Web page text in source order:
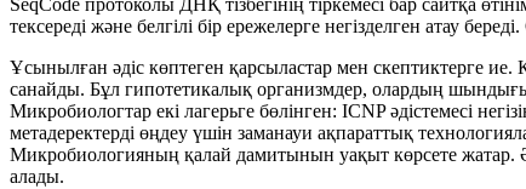
тексереді және белгілі бір ережелерге негізделген атау
Ұсынылған әдіс көптеген қарсыластар мен скептиктерге
санайды. Бұл гипотетикалық организмдер, олардың
Микробиологтар екі лагерьге бөлінген: ICNP әдістемесі
метадеректерді өңдеу үшін заманауи ақпараттық
Микробиологияның қалай дамитынын уақыт көрсете жатар.
алады.